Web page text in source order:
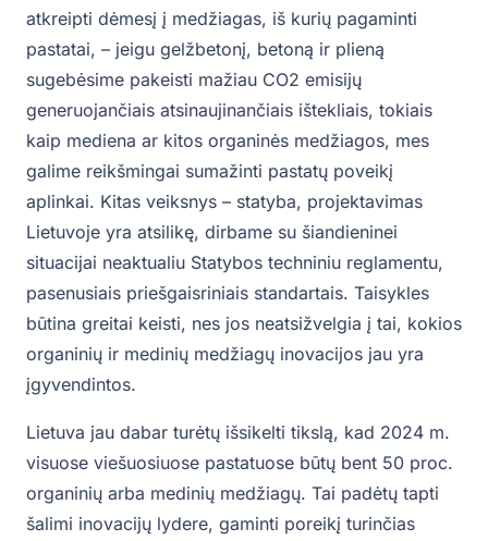
atkreipti dėmesį į medžiagas, iš kurių pagaminti
pastatai, – jeigu gelžbetonį, betoną ir plieną
sugebėsime pakeisti mažiau CO2 emisijų
generuojančiais atsinaujinančiais ištekliais, tokiais
kaip mediena ar kitos organinės medžiagos, mes
galime reikšmingai sumažinti pastatų poveikį
aplinkai. Kitas veiksnys – statyba, projektavimas
Lietuvoje yra atsilikę, dirbame su šiandieninei
situacijai neaktualiu Statybos techniniu reglamentu,
pasenusiais priešgaisriniais standartais. Taisykles
būtina greitai keisti, nes jos neatsižvelgia į tai, kokios
organinių ir medinių medžiagų inovacijos jau yra
įgyvendintos.
Lietuva jau dabar turėtų išsikelti tikslą, kad 2024 m.
visuose viešuosiuose pastatuose būtų bent 50 proc.
organinių arba medinių medžiagų. Tai padėtų tapti
šalimi inovacijų lydere, gaminti poreikį turinčias